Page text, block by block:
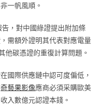
一帆風順。
，對中國綠證提出附加條
需額外證明其代表對應電量
他碳憑證的重復計算問題。
國際供應鏈中認可度偏低，
奇藝果影像應商必須采購歐美
入數億元認證本錢。